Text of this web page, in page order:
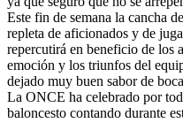
Este fin de semana la cancha
repleta de aficionados y de
repercutirá en beneficio de los
emoción y los triunfos del
dejado muy buen sabor de
La ONCE ha celebrado por
baloncesto contando durante